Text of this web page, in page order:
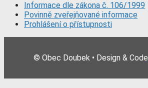
Informace dle zákona č. 106/1999
Povinně zveřejňované informace
Prohlášení o přístupnosti
© Obec Doubek • Design & Code